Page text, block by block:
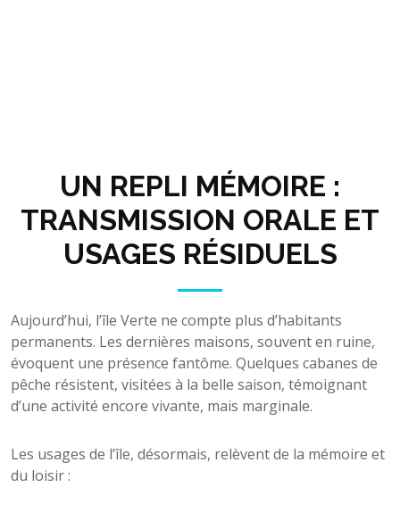
UN REPLI MÉMOIRE :
TRANSMISSION ORALE ET
USAGES RÉSIDUELS
Aujourd’hui, l’île Verte ne compte plus d’habitants
permanents. Les dernières maisons, souvent en ruine,
évoquent une présence fantôme. Quelques cabanes de
pêche résistent, visitées à la belle saison, témoignant
d’une activité encore vivante, mais marginale.
Les usages de l’île, désormais, relèvent de la mémoire et
du loisir :